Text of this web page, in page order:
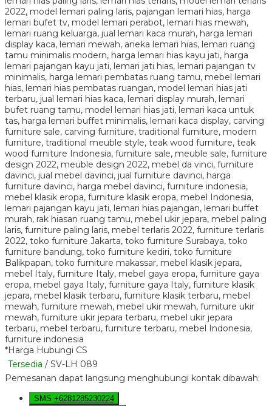
*Harga Hubungi CS
Tersedia / SV-LH 089
Pemesanan dapat langsung menghubungi kontak dibawah:
SMS +6281285230224